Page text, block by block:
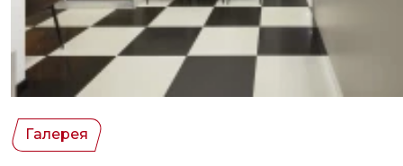
Галерея